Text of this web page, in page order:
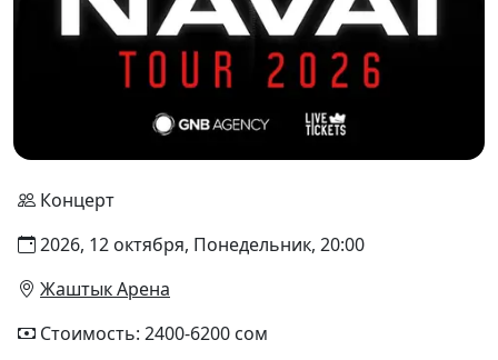
Концерт
2026, 12 октября, Понедельник, 20:00
Жаштык Арена
Стоимость: 2400-6200 сом